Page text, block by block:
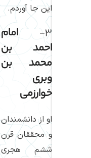
این جا آوردم.
۳-
امام
احمد بن
محمد بن
وبری
خوارزمی
او از دانشمندان
و محققان قرن
ششم هجری